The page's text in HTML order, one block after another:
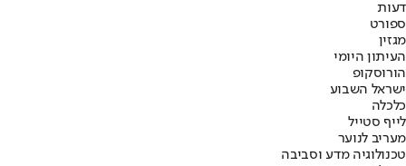
דעות
ספורט
מגזין
העיתון היומי
הורוסקופ
ישראל השבוע
כלכלה
לייף סטייל
מעריב לנוער
טכנולוגיה מדע וסביבה